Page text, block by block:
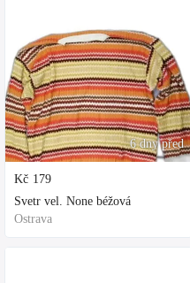
6 dny před
Kč 179
Svetr vel. None béžová
Ostrava